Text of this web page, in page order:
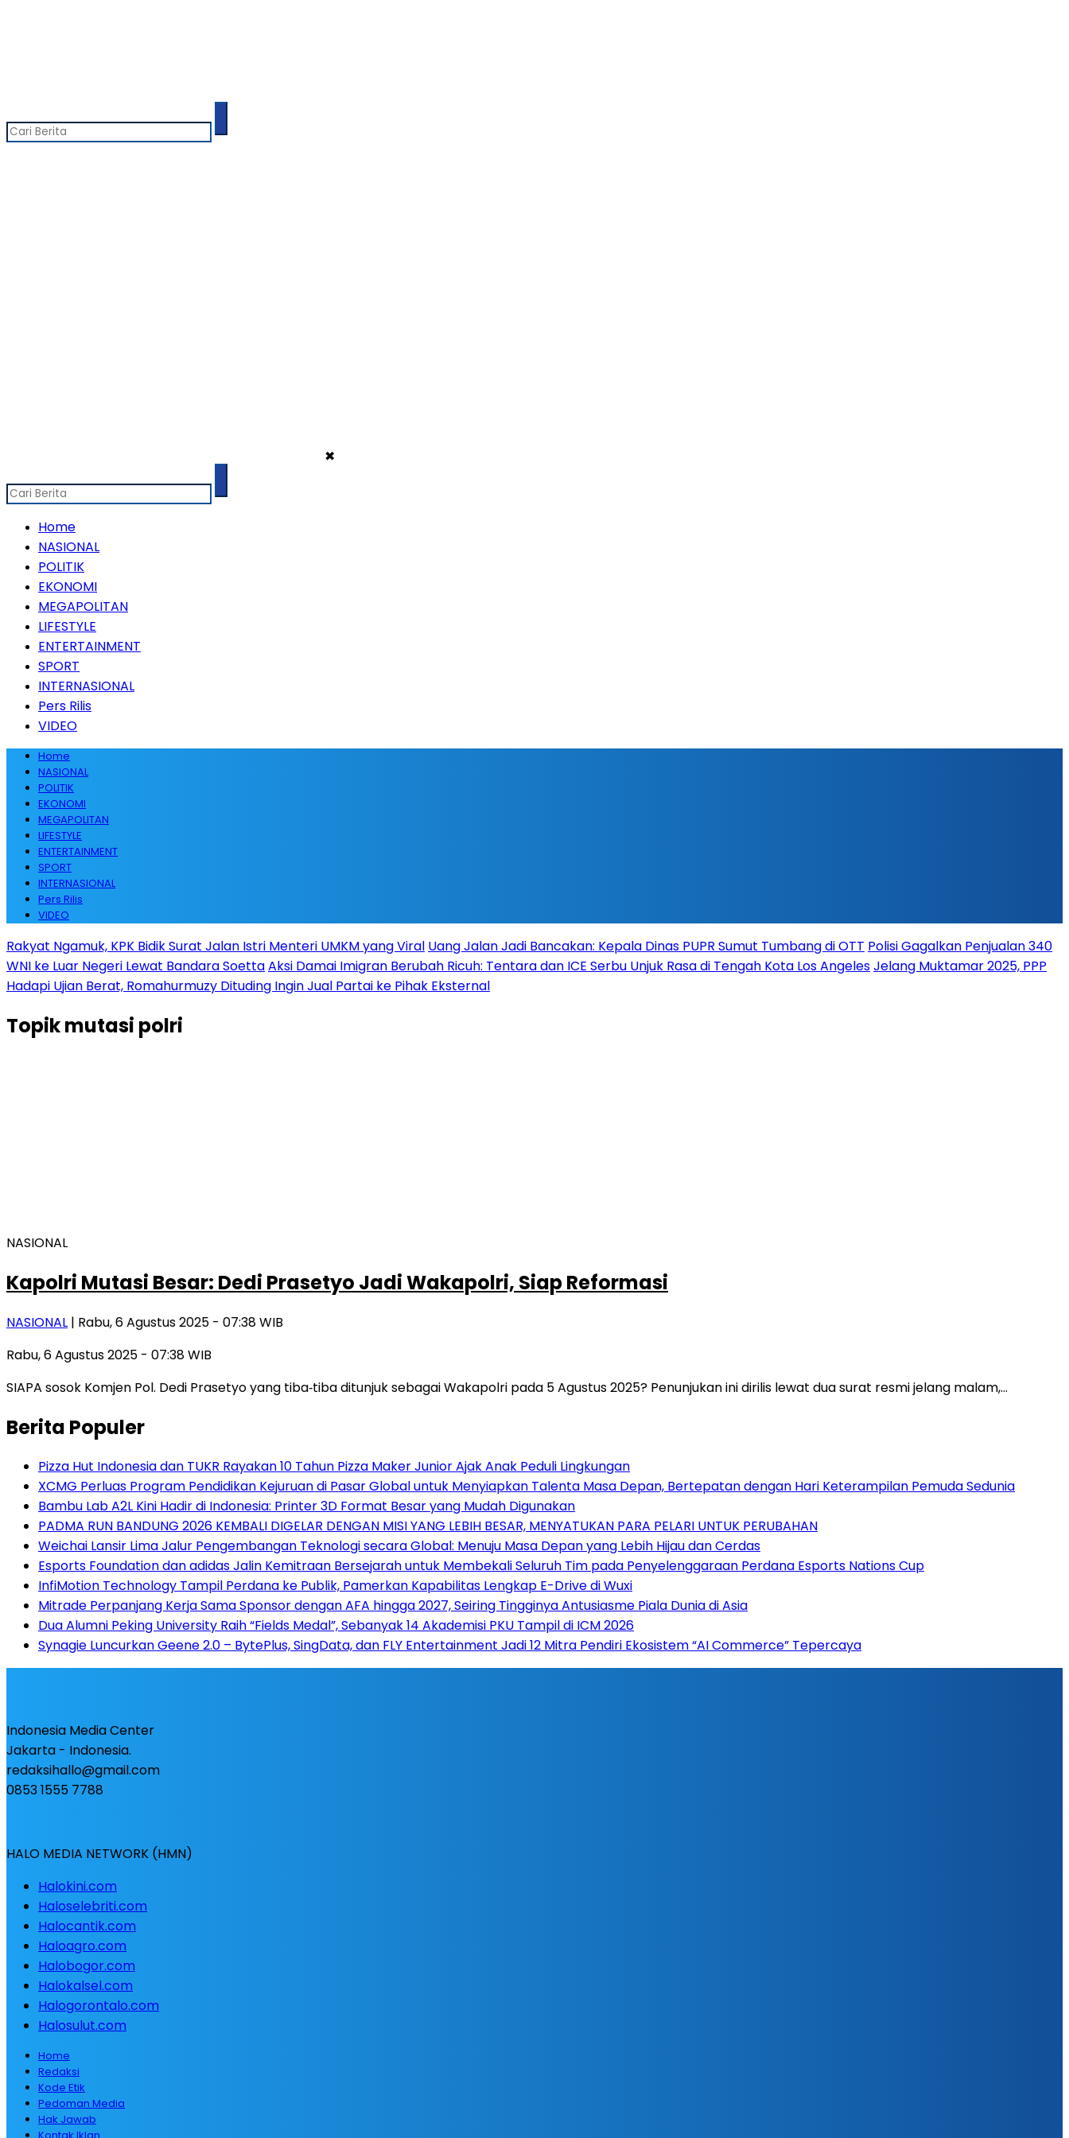
✖
Home
NASIONAL
POLITIK
EKONOMI
MEGAPOLITAN
LIFESTYLE
ENTERTAINMENT
SPORT
INTERNASIONAL
Pers Rilis
VIDEO
Home
NASIONAL
POLITIK
EKONOMI
MEGAPOLITAN
LIFESTYLE
ENTERTAINMENT
SPORT
INTERNASIONAL
Pers Rilis
VIDEO
Rakyat Ngamuk, KPK Bidik Surat Jalan Istri Menteri UMKM yang Viral Uang Jalan Jadi Bancakan: Kepala Dinas PUPR Sumut Tumbang di OTT Polisi Gagalkan Penjualan 340
WNI ke Luar Negeri Lewat Bandara SoettaAksi Damai Imigran Berubah Ricuh: Tentara dan ICE Serbu Unjuk Rasa di Tengah Kota Los AngelesJelang Muktamar 2025, PPP
Hadapi Ujian Berat, Romahurmuzy Dituding Ingin Jual Partai ke Pihak Eksternal
Topikmutasi polri
NASIONAL
Kapolri Mutasi Besar: Dedi Prasetyo Jadi Wakapolri, Siap Reformasi
NASIONAL | Rabu, 6 Agustus 2025 - 07:38 WIB
Rabu, 6 Agustus 2025 - 07:38 WIB
SIAPA sosok Komjen Pol. Dedi Prasetyo yang tiba‑tiba ditunjuk sebagai Wakapolri pada 5 Agustus 2025? Penunjukan ini dirilis lewat dua surat resmi jelang malam,…
Berita Populer
Pizza Hut Indonesia dan TUKR Rayakan 10 Tahun Pizza Maker Junior Ajak Anak Peduli Lingkungan
XCMG Perluas Program Pendidikan Kejuruan di Pasar Global untuk Menyiapkan Talenta Masa Depan, Bertepatan dengan Hari Keterampilan Pemuda Sedunia
Bambu Lab A2L Kini Hadir di Indonesia: Printer 3D Format Besar yang Mudah Digunakan
PADMA RUN BANDUNG 2026 KEMBALI DIGELAR DENGAN MISI YANG LEBIH BESAR, MENYATUKAN PARA PELARI UNTUK PERUBAHAN
Weichai Lansir Lima Jalur Pengembangan Teknologi secara Global: Menuju Masa Depan yang Lebih Hijau dan Cerdas
Esports Foundation dan adidas Jalin Kemitraan Bersejarah untuk Membekali Seluruh Tim pada Penyelenggaraan Perdana Esports Nations Cup
InfiMotion Technology Tampil Perdana ke Publik, Pamerkan Kapabilitas Lengkap E-Drive di Wuxi
Mitrade Perpanjang Kerja Sama Sponsor dengan AFA hingga 2027, Seiring Tingginya Antusiasme Piala Dunia di Asia
Dua Alumni Peking University Raih “Fields Medal”, Sebanyak 14 Akademisi PKU Tampil di ICM 2026
Synagie Luncurkan Geene 2.0 – BytePlus, SingData, dan FLY Entertainment Jadi 12 Mitra Pendiri Ekosistem “AI Commerce” Tepercaya
Indonesia Media Center
Jakarta - Indonesia.
redaksihallo@gmail.com
0853 1555 7788
HALO MEDIA NETWORK (HMN)
Halokini.com
Haloselebriti.com
Halocantik.com
Haloagro.com
Halobogor.com
Halokalsel.com
Halogorontalo.com
Halosulut.com
Home
Redaksi
Kode Etik
Pedoman Media
Hak Jawab